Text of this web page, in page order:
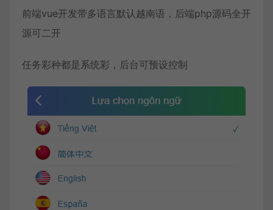
前端vue开发带多语言默认越南语，后端php源码全开
源可二开
任务彩种都是系统彩，后台可预设控制